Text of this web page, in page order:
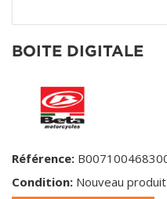
BOITE DIGITALE
Référence:
Condition: Nouveau produit